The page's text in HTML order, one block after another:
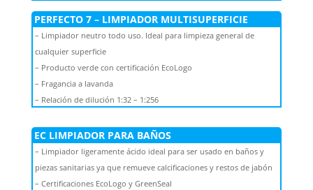
PERFECTO 7 – LIMPIADOR MULTISUPERFICIE
– Limpiador neutro todo uso. Ideal para limpieza general de
cualquier superficie
– Producto verde con certificación EcoLogo
– Fragancia a lavanda
– Relación de dilución 1:32 – 1:256
EC LIMPIADOR PARA BAÑOS
– Limpiador ligeramente ácido ideal para ser usado en baños y
piezas sanitarias ya que remueve calcificaciones y restos de jabón
– Certificaciones EcoLogo y GreenSeal